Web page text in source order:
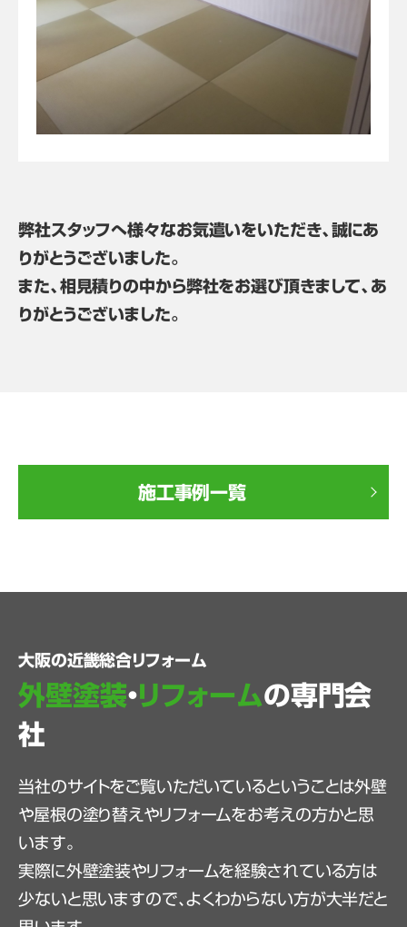
弊社スタッフへ様々なお気遣いをいただき、誠にあ
りがとうございました。
また、相見積りの中から弊社をお選び頂きまして、あ
りがとうございました。
施工事例一覧
大阪の近畿総合リフォーム
外壁塗装・リフォームの専門会
社
当社のサイトをご覧いただいているということは外壁
や屋根の塗り替えやリフォームをお考えの方かと思
います。
実際に外壁塗装やリフォームを経験されている方は
少ないと思いますので、よくわからない方が大半だと